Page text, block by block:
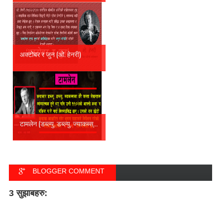
अक्टोबर र जुन (ओ. हेनरी)
टामलेन (डब्ल्यु. डब्ल्यु. ज्याकब्स्...
BLOGGER COMMENT
FACEBOOK COMMENT
3 सुझाबहरु: